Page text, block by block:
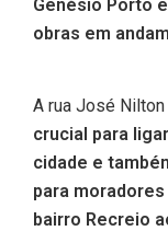
Genésio Porto
obras em
A rua José
crucial para
cidade e
para
bairro Recreio